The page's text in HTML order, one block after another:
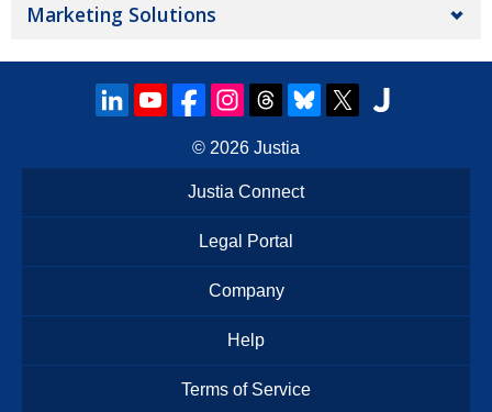
Marketing Solutions
© 2026 Justia
Justia Connect
Legal Portal
Company
Help
Terms of Service